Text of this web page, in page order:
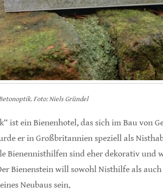
Foto: Niels Gründel
ist ein Bienenhotel, das sich im Bau von
er in Großbritannien speziell als
Bienennisthilfen sind eher dekorativ und
Bienenstein will sowohl Nisthilfe als
Neubaus sein.